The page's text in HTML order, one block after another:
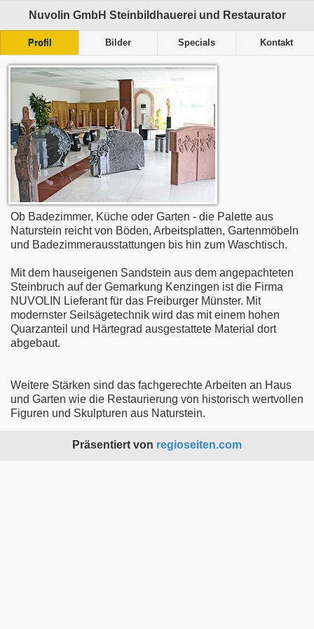
Nuvolin GmbH Steinbildhauerei und Restaurator
Profil Bilder Specials Kontakt
Ob Badezimmer, Küche oder Garten - die Palette aus
Naturstein reicht von Böden, Arbeitsplatten, Gartenmöbeln
und Badezimmerausstattungen bis hin zum Waschtisch.
Mit dem hauseigenen Sandstein aus dem angepachteten
Steinbruch auf der Gemarkung Kenzingen ist die Firma
NUVOLIN Lieferant für das Freiburger Münster. Mit
modernster Seilsägetechnik wird das mit einem hohen
Quarzanteil und Härtegrad ausgestattete Material dort
abgebaut.
Weitere Stärken sind das fachgerechte Arbeiten an Haus
und Garten wie die Restaurierung von historisch wertvollen
Figuren und Skulpturen aus Naturstein.
Präsentiert von regioseiten.com